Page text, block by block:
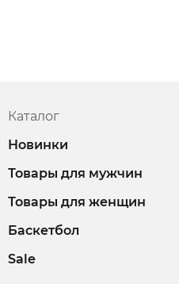
Каталог
Новинки
Товары для мужчин
Товары для женщин
Баскетбол
Sale